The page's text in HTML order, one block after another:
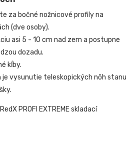
za bočné nožnicové profily na
(dve osoby).
asi 5 - 10 cm nad zem a postupne
dozadu.
kĺby.
je vysunutie teleskopických nôh stanu